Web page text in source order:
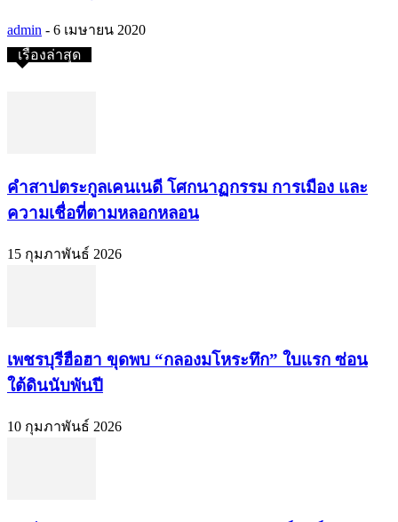
admin - 6 เมษายน 2020
เรื่องล่าสุด
คำสาปตระกูลเคนเนดี โศกนาฏกรรม การเมือง และ
ความเชื่อที่ตามหลอกหลอน
15 กุมภาพันธ์ 2026
เพชรบุรีฮือฮา ขุดพบ “กลองมโหระทึก” ใบแรก ซ่อน
ใต้ดินนับพันปี
10 กุมภาพันธ์ 2026